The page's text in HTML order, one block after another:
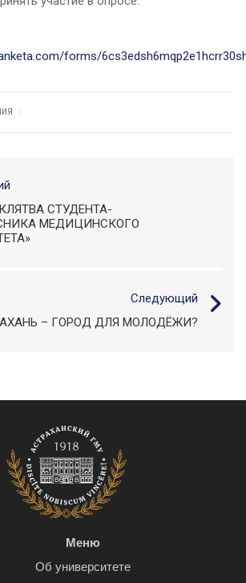
forms/
СТУДЕНТА-
МЕДИЦИНСКОГО
Следующий
– ГОРОД ДЛЯ МОЛОДЁЖИ?
Меню
Об университете